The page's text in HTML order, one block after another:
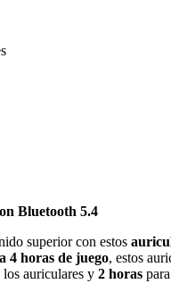
Bluetooth 5.4
superior con estos
4 horas de juego, estos
los auriculares y 2 horas